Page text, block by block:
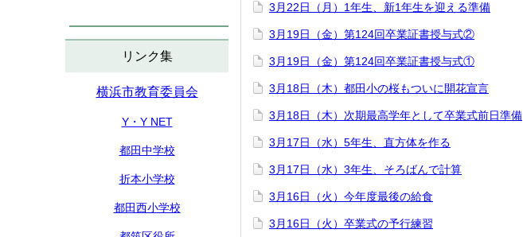
リンク集
横浜市教育委員会
Y・Y NET
都田中学校
折本小学校
都田西小学校
3月22日（月）1年生、新1年生を迎える準備
3月19日（金）第124回卒業証書授与式②
3月19日（金）第124回卒業証書授与式①
3月18日（木）都田小の桜もついに開花宣言
3月18日（木）次期最高学年として卒業式前日準備
3月17日（水）5年生、直方体を作る
3月17日（水）3年生、そろばんで計算
3月16日（火）今年度最後の給食
3月16日（火）卒業式の予行練習